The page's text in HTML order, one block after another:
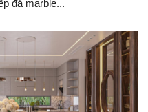
đá marble...